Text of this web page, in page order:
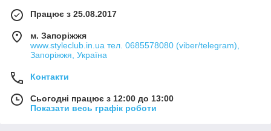
Працює з 25.08.2017
м. Запоріжжя
www.styleclub.in.ua тел. 0685578080 (viber/telegram),
Запоріжжя, Україна
Контакти
Сьогодні працює з 12:00 до 13:00
Показати весь графік роботи